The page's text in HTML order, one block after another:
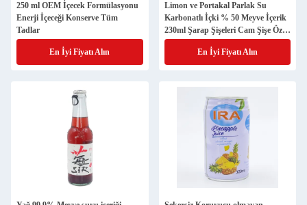
250 ml OEM İçecek Formülasyonu
Enerji İçeceği Konserve Tüm
Tadlar
En İyi Fiyatı Alın
Limon ve Portakal Parlak Su
Karbonatlı İçki % 50 Meyve İçerik
230ml Şarap Şişeleri Cam Şişe Özel
Etiket
En İyi Fiyatı Alın